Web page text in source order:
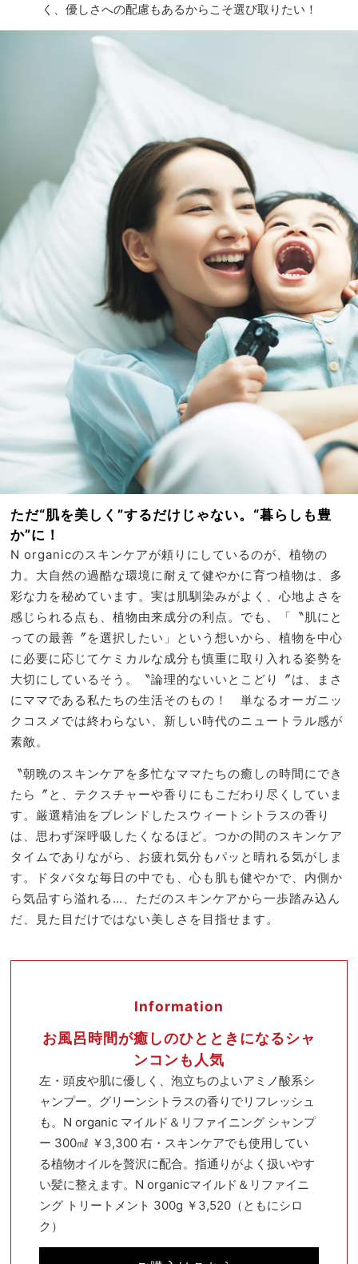
く、 優しさへの配慮もあるからこそ選び取りたい！
ただ“肌を美しく”するだけじゃない。“暮らしも豊
か”に！
N organicのスキンケアが頼りにしているのが、植物の
力。大自然の過酷な環境に耐えて健やかに育つ植物は、多
彩な力を秘めています。実は肌馴染みがよく、心地よさを
感じられる点も、植物由来成分の利点。でも、「〝肌にと
っての最善〞を選択したい」という想いから、植物を中心
に必要に応じてケミカルな成分も慎重に取り入れる姿勢を
大切にしているそう。〝論理的ないいとこどり〞は、まさ
にママである私たちの生活そのもの！ 単なるオーガニッ
クコスメでは終わらない、新しい時代のニュートラル感が
素敵。
〝朝晩のスキンケアを多忙なママたちの癒しの時間にでき
たら〞と、テクスチャーや香りにもこだわり尽くしていま
す。厳選精油をブレンドしたスウィートシトラスの香り
は、思わず深呼吸したくなるほど。つかの間のスキンケア
タイムでありながら、お疲れ気分もパッと晴れる気がしま
す。ドタバタな毎日の中でも、心も肌も健やかで、内側か
ら気品すら溢れる…、ただのスキンケアから一歩踏み込ん
だ、見た目だけではない美しさを目指せます。
Information
お風呂時間が癒しのひとときになるシャ
ンコンも人気
左・頭皮や肌に優しく、泡立ちのよいアミノ酸系シ
ャンプー。グリーンシトラスの香りでリフレッシュ
も。N organic マイルド＆リファイニング シャンプ
ー 300㎖ ￥3,300 右・スキンケアでも使用してい
る植物オイルを贅沢に配合。指通りがよく扱いやす
い髪に整えます。N organicマイルド＆リファイニ
ング トリートメント 300g ￥3,520（ともにシロ
ク）